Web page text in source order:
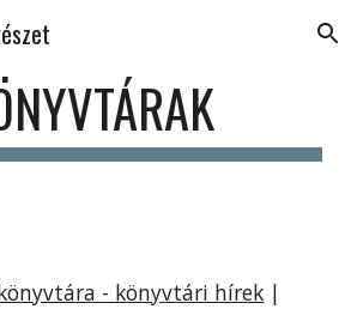
Skip to navigation
- könyvtári hírek